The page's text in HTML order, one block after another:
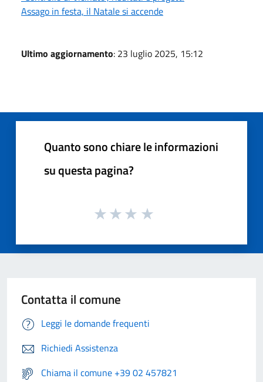
Assago in festa, il Natale si accende
Ultimo aggiornamento: 23 luglio 2025, 15:12
Quanto sono chiare le informazioni
su questa pagina?
Contatta il comune
Leggi le domande frequenti
Richiedi Assistenza
Chiama il comune +39 02 457821